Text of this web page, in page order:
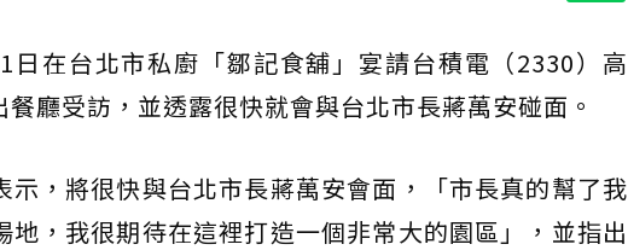
在台北市私廚「鄒記食舖」宴請台積電（2330）高
廳受訪，並透露很快就會與台北市長蔣萬安碰面。
，將很快與台北市長蔣萬安會面，「市長真的幫了我
，我很期待在這裡打造一個非常大的園區」，並指出